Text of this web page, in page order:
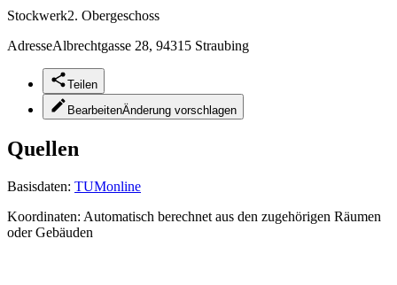
Stockwerk2. Obergeschoss
AdresseAlbrechtgasse 28, 94315 Straubing
Teilen
BearbeitenÄnderung vorschlagen
Quellen
Basisdaten: TUMonline
Koordinaten: Automatisch berechnet aus den zugehörigen Räumen
oder Gebäuden